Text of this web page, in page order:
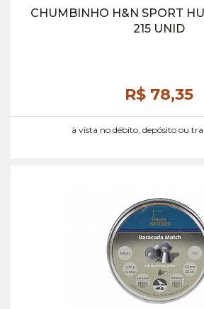
CHUMBINHO H&N SPORT
215 UNID
R$ 78,35
à vista no débito, depósito ou